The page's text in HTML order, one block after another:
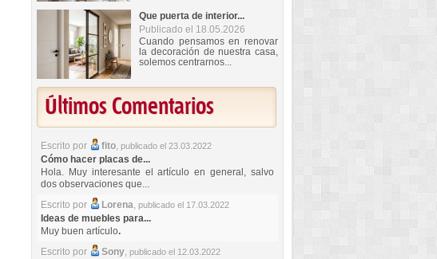
Que puerta de interior...
Publicado el 18.05.2026
Cuando pensamos en renovar
la decoración de nuestra casa,
solemos centrarnos...
Últimos Comentarios
Escrito por fito, publicado el 23.03.2022
Cómo hacer placas de...
Hola. Muy interesante el artículo en general, salvo
dos observaciones que...
Escrito por
Lorena, publicado el 17.03.2022
Ideas de muebles para...
Muy buen artículo.
Escrito por
Sony, publicado el 12.03.2022